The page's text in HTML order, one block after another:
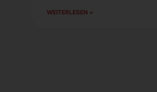
WEI­TER­LE­SEN »